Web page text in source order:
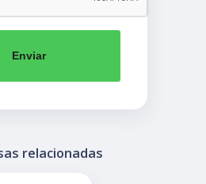
Enviar
relacionadas